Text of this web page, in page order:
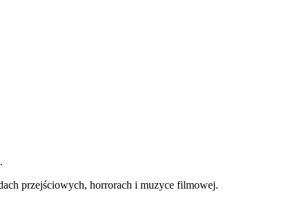
przejściowych, horrorach i muzyce filmowej.